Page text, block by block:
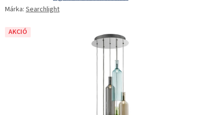
átlagos
5-
Márka: Searchlight
AKCIÓ